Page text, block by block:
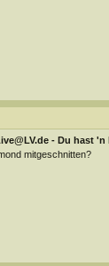
- Du hast
mitgeschnitten?